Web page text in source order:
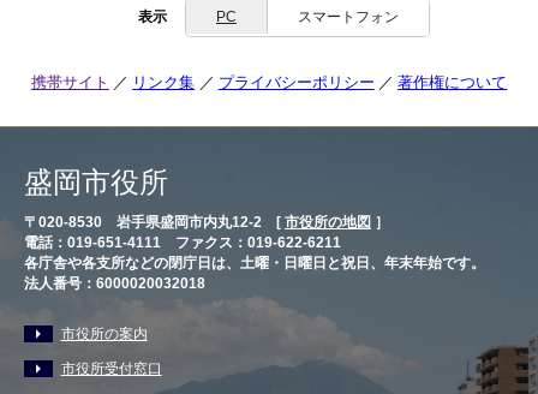
表示 PC スマートフォン
携帯サイト リンク集 プライバシーポリシー 著作権について
盛岡市役所
〒020-8530 岩手県盛岡市内丸12-2 [ 市役所の地図 ］
電話：019-651-4111 ファクス：019-622-6211
各庁舎や各支所などの閉庁日は、土曜・日曜日と祝日、年末年始です。
法人番号：6000020032018
市役所の案内
市役所受付窓口